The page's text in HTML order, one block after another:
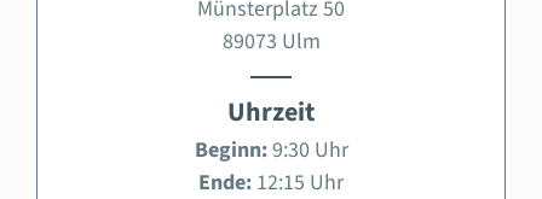
Münsterplatz 50
89073 Ulm
Uhrzeit
Beginn:9:30 Uhr
Ende: 12:15 Uhr